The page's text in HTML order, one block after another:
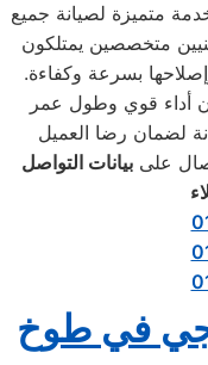
متميزة لصيانة جميع
متخصصين يمتلكون
بسرعة وكفاءة.
أداء قوي وطول عمر
على بيانات التواصل
جي في طوخ